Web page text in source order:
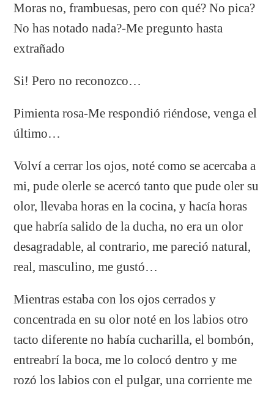
Moras no, frambuesas, pero con qué? No pica?
No has notado nada?-Me pregunto hasta
extrañado
Si! Pero no reconozco…
Pimienta rosa-Me respondió riéndose, venga el
último…
Volví a cerrar los ojos, noté como se acercaba a
mi, pude olerle se acercó tanto que pude oler su
olor, llevaba horas en la cocina, y hacía horas
que habría salido de la ducha, no era un olor
desagradable, al contrario, me pareció natural,
real, masculino, me gustó…
Mientras estaba con los ojos cerrados y
concentrada en su olor noté en los labios otro
tacto diferente no había cucharilla, el bombón,
entreabrí la boca, me lo colocó dentro y me
rozó los labios con el pulgar, una corriente me